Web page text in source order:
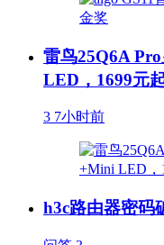
雷鸟25Q6A
LED，1699元
3 7小时前
h3c路由器密码